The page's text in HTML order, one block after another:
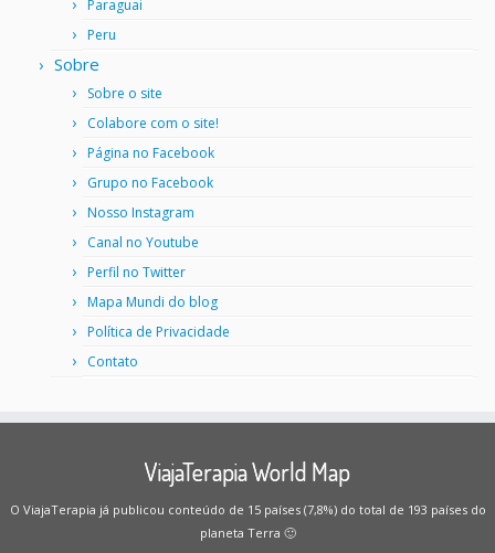
Paraguai
Peru
Sobre
Sobre o site
Colabore com o site!
Página no Facebook
Grupo no Facebook
Nosso Instagram
Canal no Youtube
Perfil no Twitter
Mapa Mundi do blog
Política de Privacidade
Contato
ViajaTerapia World Map
O ViajaTerapia já publicou conteúdo de 15 países (7,8%) do total de 193 países do
planeta Terra 🙂